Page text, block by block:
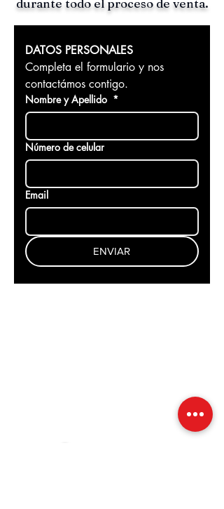
durante todo el proceso de venta.
Completa el formulario y nos
contactámos contigo.
Nombre y Apellido *
Número de celular
Email
ENVIAR